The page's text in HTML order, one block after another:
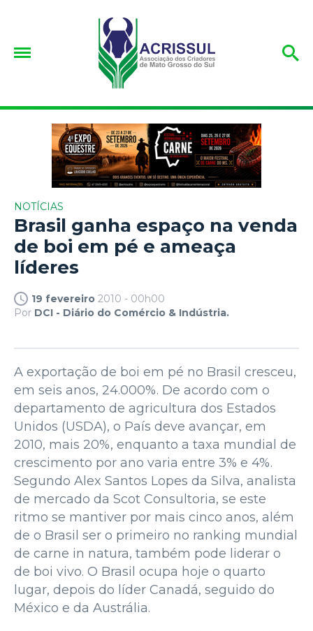
NOTÍCIAS
Brasil ganha espaço na venda
de boi em pé e ameaça
líderes
19 fevereiro 2010 - 00h00
Por DCI - Diário do Comércio & Indústria.
A exportação de boi em pé no Brasil cresceu,
em seis anos, 24.000%. De acordo com o
departamento de agricultura dos Estados
Unidos (USDA), o País deve avançar, em
2010, mais 20%, enquanto a taxa mundial de
crescimento por ano varia entre 3% e 4%.
Segundo Alex Santos Lopes da Silva, analista
de mercado da Scot Consultoria, se este
ritmo se mantiver por mais cinco anos, além
de o Brasil ser o primeiro no ranking mundial
de carne in natura, também pode liderar o
de boi vivo. O Brasil ocupa hoje o quarto
lugar, depois do líder Canadá, seguido do
México e da Austrália.